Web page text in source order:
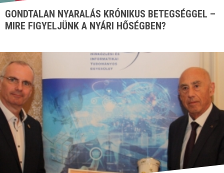
GONDTALAN NYARALÁS KRÓNIKUS BETEGSÉGGEL –
MIRE FIGYELJÜNK A NYÁRI HŐSÉGBEN?